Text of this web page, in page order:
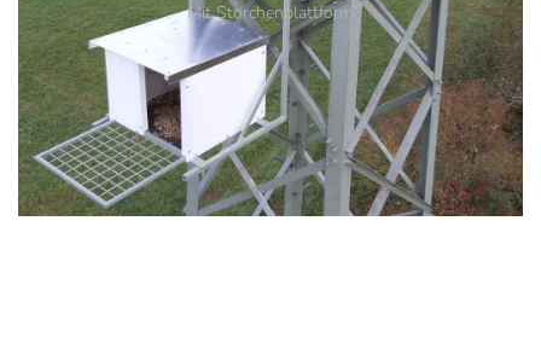
Mit Storchenplattform